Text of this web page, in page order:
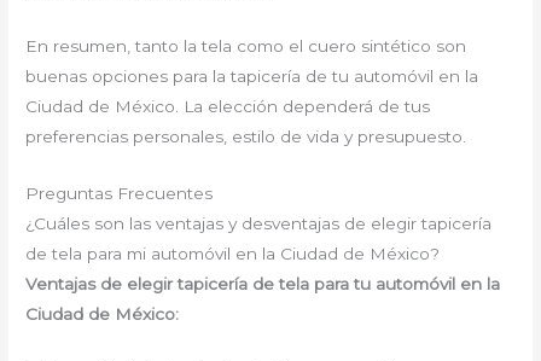
En resumen, tanto la tela como el cuero sintético son
buenas opciones para la tapicería de tu automóvil en la
Ciudad de México. La elección dependerá de tus
preferencias personales, estilo de vida y presupuesto.
Preguntas Frecuentes
¿Cuáles son las ventajas y desventajas de elegir tapicería
de tela para mi automóvil en la Ciudad de México?
Ventajas de elegir tapicería de tela para tu automóvil en la
Ciudad de México: